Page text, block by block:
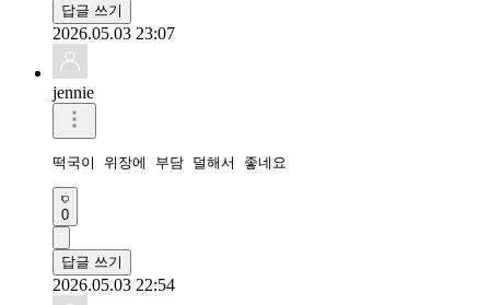
답글 쓰기
2026.05.03 23:07
jennie
떡국이 위장에 부담 덜해서 좋네요
0
답글 쓰기
2026.05.03 22:54